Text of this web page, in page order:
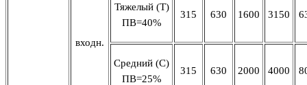
входн.
Тяжелый (Т)
ПВ=40%
315 630 1600 3150
Средний (С)
ПВ=25%
315 630 2000 4000